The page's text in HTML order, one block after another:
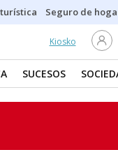
Seguro de
Kiosko
SUCESOS